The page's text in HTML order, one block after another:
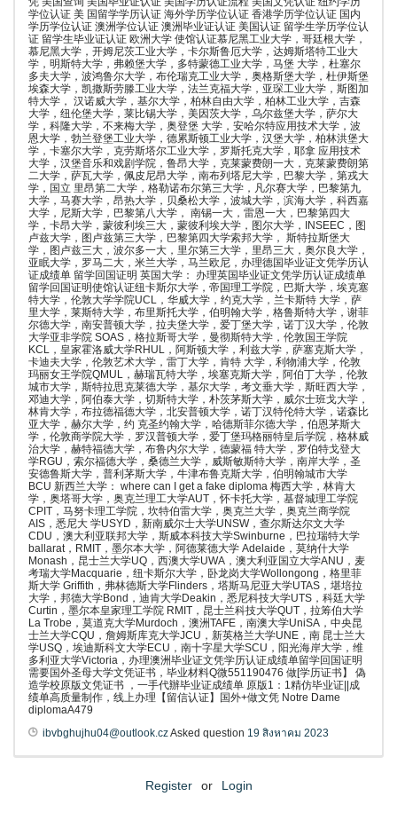
学位认证 美 国留学学历认证 海外学历学位认证 香港学历学位认证 国内
学历学位认证 澳洲学位认证 澳洲毕业证认证 美国认证 留学生学历学位认
证 留学生毕业证认证 欧洲大学 使馆认证慕尼黑工业大学，哥廷根大学，
慕尼黑大学，开姆尼茨工业大学，卡尔斯鲁厄大学，达姆斯塔特工业大
学，明斯特大学，弗赖堡大学，多特蒙德工业大学，马堡 大学，杜塞尔
多夫大学，波鸿鲁尔大学，布伦瑞克工业大学，奥格斯堡大学，杜伊斯堡
埃森大学，凯撒斯劳滕工业大学，法兰克福大学，亚琛工业大学，斯图加
特大学， 汉诺威大学，基尔大学，柏林自由大学，柏林工业大学，吉森
大学，纽伦堡大学，莱比锡大学，美因茨大学，乌尔兹堡大学，萨尔大
学，科隆大学，不来梅大学，奥登堡 大学，安哈尔特应用技术大学，波
恩大学，勃兰登堡工业大学，德累斯顿工业大学，汉堡大学，柏林洪堡大
学，卡塞尔大学，克劳斯塔尔工业大学，罗斯托克大学，耶拿 应用技术
大学，汉堡音乐和戏剧学院，鲁昂大学，克莱蒙费朗一大，克莱蒙费朗第
二大学，萨瓦大学，佩皮尼昂大学，南布列塔尼大学，巴黎大学，第戎大
学，国立 里昂第二大学，格勒诺布尔第三大学，凡尔赛大学，巴黎第九
大学，马赛大学，昂热大学，贝桑松大学，波城大学，滨海大学，科西嘉
大学，尼斯大学，巴黎第八大学， 南锡一大，雷恩一大，巴黎第四大
学，卡昂大学，蒙彼利埃三大，蒙彼利埃大学，图尔大学，INSEEC，图
卢兹大学，图卢兹第三大学，巴黎第四大学索邦大学， 斯特拉斯堡大
学，图卢兹三大，波尔多一大，里尔第三大学，里昂三大，奥尔良大学，
亚眠大学，罗马二大，米兰大学，马兰欧尼，办理德国毕业证文凭学历认
证成绩单 留学回国证明 英国大学： 办理英国毕业证文凭学历认证成绩单
留学回国证明使馆认证纽卡斯尔大学，帝国理工学院，巴斯大学，埃克塞
特大学，伦敦大学学院UCL，华威大学，约克大学，兰卡斯特 大学，萨
里大学，莱斯特大学，布里斯托大学，伯明翰大学，格鲁斯特大学，谢菲
尔德大学，南安普顿大学，拉夫堡大学，爱丁堡大学，诺丁汉大学，伦敦
大学亚非学院 SOAS，格拉斯哥大学，曼彻斯特大学，伦敦国王学院
KCL，皇家霍洛威大学RHUL，阿斯顿大学，利兹大学，萨塞克斯大学，
卡迪夫大学，伦敦艺术大学，雷丁大学，肯特 大学，利物浦大学，伦敦
玛丽女王学院QMUL，赫瑞瓦特大学，埃塞克斯大学，阿伯丁大学，伦敦
城市大学，斯特拉思克莱德大学，基尔大学，考文垂大学，斯旺西大学，
邓迪大学，阿伯泰大学，切斯特大学，朴茨茅斯大学，威尔士班戈大学，
林肯大学，布拉德福德大学，北安普顿大学，诺丁汉特伦特大学，诺森比
亚大学，赫尔大学，约 克圣约翰大学，哈德斯菲尔德大学，伯恩茅斯大
学，伦敦商学院大学，罗汉普顿大学，爱丁堡玛格丽特皇后学院，格林威
治大学，赫特福德大学，布鲁内尔大学，德蒙福 特大学，罗伯特戈登大
学RGU，索尔福德大学，桑德兰大学，威斯敏斯特大学，南岸大学，圣
安德鲁斯大学，普利茅斯大学，牛津布鲁克斯大学，伯明翰城市大学
BCU 新西兰大学： where can I get a fake diploma 梅西大学，林肯大
学，奥塔哥大学，奥克兰理工大学AUT，怀卡托大学，基督城理工学院
CPIT，马努卡理工学院，坎特伯雷大学，奥克兰大学，奥克兰商学院
AIS，悉尼大 学USYD，新南威尔士大学UNSW，查尔斯达尔文大学
CDU，澳大利亚联邦大学，斯威本科技大学Swinburne，巴拉瑞特大学
ballarat，RMIT，墨尔本大学，阿德莱德大学 Adelaide，莫纳什大学
Monash，昆士兰大学UQ，西澳大学UWA，澳大利亚国立大学ANU，麦
考瑞大学Macquarie，纽卡斯尔大学，卧龙岗大学Wollongong，格里菲
斯大学 Griffith，弗林德斯大学Flinders，塔斯马尼亚大学UTAS，堪培拉
大学，邦德大学Bond，迪肯大学Deakin，悉尼科技大学UTS，科廷大学
Curtin，墨尔本皇家理工学院 RMIT，昆士兰科技大学QUT，拉筹伯大学
La Trobe，莫道克大学Murdoch，澳洲TAFE，南澳大学UniSA，中央昆
士兰大学CQU，詹姆斯库克大学JCU，新英格兰大学UNE，南 昆士兰大
学USQ，埃迪斯科文大学ECU，南十字星大学SCU，阳光海岸大学，维
多利亚大学Victoria，办理澳洲毕业证文凭学历认证成绩单留学回国证明
需要国外圣母大学文凭证书，毕业材料Q微551190476 做[学历证书】 偽
造学校原版文凭证书 ，一手代辦毕业证成绩单 原版1：1精仿毕业证||成
绩单高质量制作，线上办理【留信认证】国外+做文凭 Notre Dame
diplomaA479
ibvbghujhu04@outlook.czAsked question 19 สิงหาคม 2023
Register or Login